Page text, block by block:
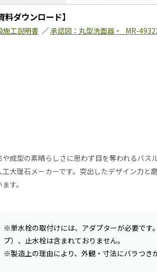
料ダウンロード】
施工説明書 ／承認図：丸型洗面器・_MR-
や成型の素晴らしさに思わず目を奪われるバ
工大理石メーカーです。突出したデザイン力
す。
※単水栓の取付けには、アダプターが必要で
プ）、止水栓は含まれておりません。
※製造上の理由により、外観・寸法にバラつき